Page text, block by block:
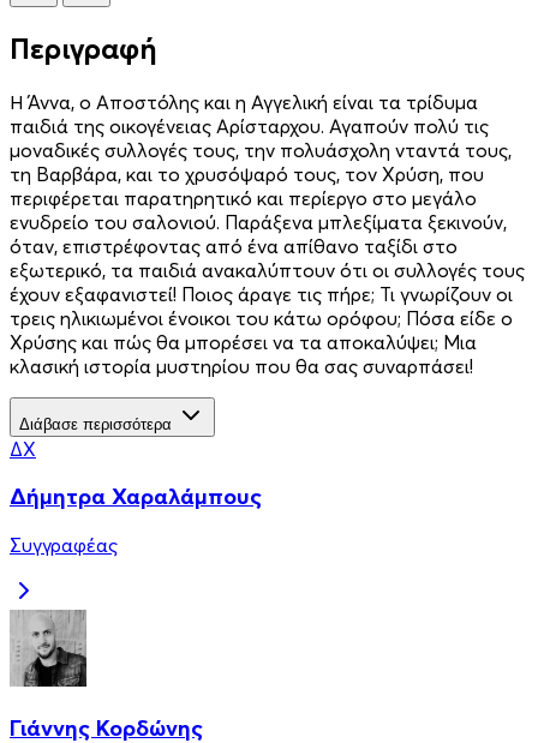
Περιγραφή
Η Άννα, ο Αποστόλης και η Αγγελική είναι τα τρίδυμα
παιδιά της οικογένειας Αρίσταρχου. Αγαπούν πολύ τις
μοναδικές συλλογές τους, την πολυάσχολη νταντά τους,
τη Βαρβάρα, και το χρυσόψαρό τους, τον Χρύση, που
περιφέρεται παρατηρητικό και περίεργο στο μεγάλο
ενυδρείο του σαλονιού. Παράξενα μπλεξίματα ξεκινούν,
όταν, επιστρέφοντας από ένα απίθανο ταξίδι στο
εξωτερικό, τα παιδιά ανακαλύπτουν ότι οι συλλογές τους
έχουν εξαφανιστεί! Ποιος άραγε τις πήρε; Τι γνωρίζουν οι
τρεις ηλικιωμένοι ένοικοι του κάτω ορόφου; Πόσα είδε ο
Χρύσης και πώς θα μπορέσει να τα αποκαλύψει; Μια
κλασική ιστορία μυστηρίου που θα σας συναρπάσει!
Διάβασε περισσότερα
ΔΧ
Δήμητρα Χαραλάμπους
Συγγραφέας
Γιάννης Κορδώνης